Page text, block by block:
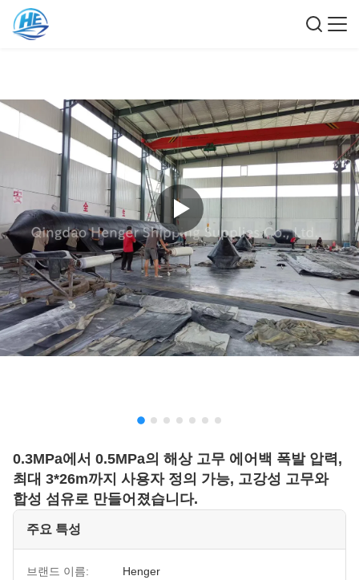
0.3MPa에서 0.5MPa의 해상 고무 에어백 폭발 압력,
최대 3*26m까지 사용자 정의 가능, 고강성 고무와
합성 섬유로 만들어졌습니다.
주요 특성
브랜드 이름:
Henger